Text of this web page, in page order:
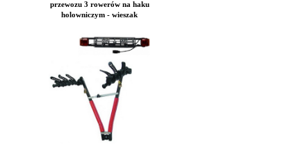
przewozu 3 rowerów na haku
holowniczym - wieszak